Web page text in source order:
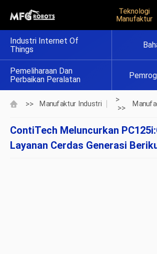
Teknologi
Manufaktur
Industri Internet Of
Things
Pemeliharaan Dan
Perbaikan Peralatan
>> Manufaktur Industri
>
>>
ContiTech Meluncurkan
Layanan Cerdas Generasi